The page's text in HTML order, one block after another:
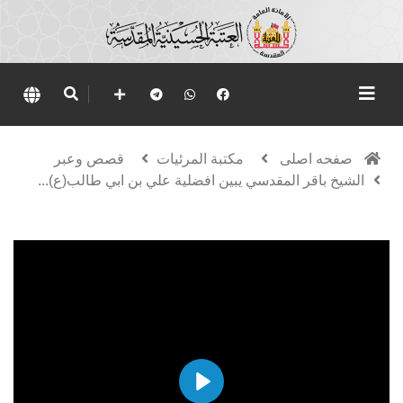
صفحه اصلی مكتبة المرئيات
قصص وعبر
الشيخ باقر المقدسي يبين افضلية علي بن ابي طالب(ع)...